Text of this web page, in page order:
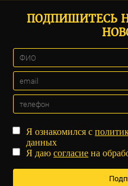
ПОДПИШИТЕСЬ
Я ознакомился с
данных
Я даюсогласие на